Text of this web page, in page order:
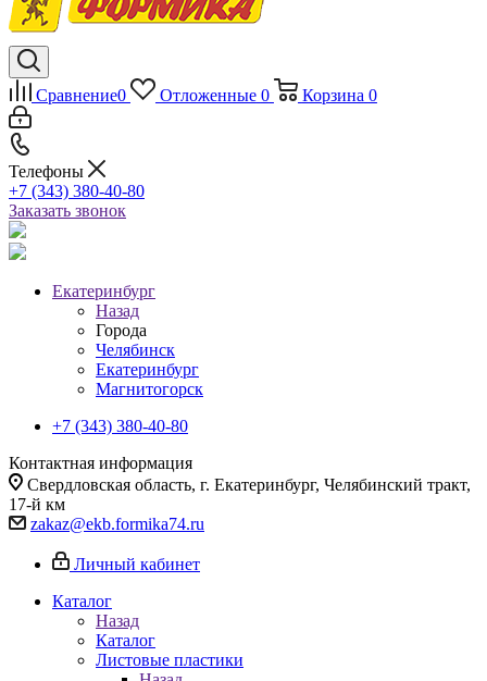
Сравнение0 Отложенные 0 Корзина 0
Телефоны
+7 (343) 380-40-80
Заказать звонок
Екатеринбург
Назад
Города
Челябинск
Екатеринбург
Магнитогорск
+7 (343) 380-40-80
Контактная информация
Свердловская область, г. Екатеринбург, Челябинский тракт,
17-й км
zakaz@ekb.formika74.ru
Личный кабинет
Каталог
Назад
Каталог
Листовые пластики